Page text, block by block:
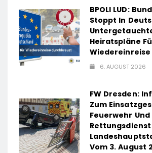
BPOLI LUD:
Stoppt In
Heiratspläne
6. AUGUST 2026
FW Dresden:
Zum
Feuerwehr Und
Rettungsdienst
Vom 3. August